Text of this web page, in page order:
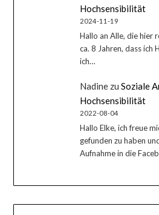
Hochsensibilität
2024-11-19
Hallo an Alle, die hier
ca. 8 Jahren, dass ich
ich…
Nadine zuSoziale
Hochsensibilität
2022-08-04
Hallo Elke, ich freue
gefunden zu haben
Aufnahme in die